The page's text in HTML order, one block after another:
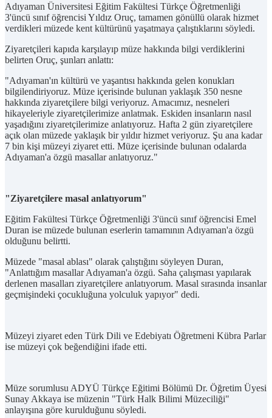
Adıyaman Üniversitesi Eğitim Fakültesi Türkçe Öğretmenliği
3'üncü sınıf öğrencisi Yıldız Oruç, tamamen gönüllü olarak hizmet
verdikleri müzede kent kültürünü yaşatmaya çalıştıklarını söyledi.
Ziyaretçileri kapıda karşılayıp müze hakkında bilgi verdiklerini
belirten Oruç, şunları anlattı:
"Adıyaman'ın kültürü ve yaşantısı hakkında gelen konukları
bilgilendiriyoruz. Müze içerisinde bulunan yaklaşık 350 nesne
hakkında ziyaretçilere bilgi veriyoruz. Amacımız, nesneleri
hikayeleriyle ziyaretçilerimize anlatmak. Eskiden insanların nasıl
yaşadığını ziyaretçilerimize anlatıyoruz. Hafta 2 gün ziyaretçilere
açık olan müzede yaklaşık bir yıldır hizmet veriyoruz. Şu ana kadar
7 bin kişi müzeyi ziyaret etti. Müze içerisinde bulunan odalarda
Adıyaman'a özgü masallar anlatıyoruz."
"Ziyaretçilere masal anlatıyorum"
Eğitim Fakültesi Türkçe Öğretmenliği 3'üncü sınıf öğrencisi Emel
Duran ise müzede bulunan eserlerin tamamının Adıyaman'a özgü
olduğunu belirtti.
Müzede "masal ablası" olarak çalıştığını söyleyen Duran,
"Anlattığım masallar Adıyaman'a özgü. Saha çalışması yapılarak
derlenen masalları ziyaretçilere anlatıyorum. Masal sırasında insanlar
geçmişindeki çocukluğuna yolculuk yapıyor" dedi.
Müzeyi ziyaret eden Türk Dili ve Edebiyatı Öğretmeni Kübra Parlar
ise müzeyi çok beğendiğini ifade etti.
Müze sorumlusu ADYÜ Türkçe Eğitimi Bölümü Dr. Öğretim Üyesi
Sunay Akkaya ise müzenin "Türk Halk Bilimi Müzeciliği"
anlayışına göre kurulduğunu söyledi.